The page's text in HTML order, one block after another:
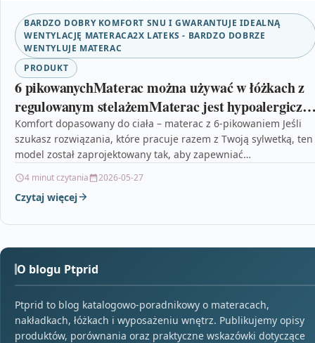
BARDZO DOBRY KOMFORT SNU I GWARANTUJE IDEALNĄ
WENTYLACJĘ MATERACA2X LATEKS - BARDZO DOBRZE
WENTYLUJE MATERAC
PRODUKT
6 pikowanychMaterac można używać w łóżkach z
regulowanym stelażemMaterac jest
– zminimalizowane jest ryzyku wystąpienia alergii
i uczuleńSprężyny kieszeniowe 9 stref (262szt/m2)
– bezgłośna
Komfort dopasowany do ciała – materac z 6-pikowaniem Jeśli
szukasz rozwiązania, które pracuje razem z Twoją sylwetką, ten
model został zaprojektowany tak, aby zapewniać…
4 minut czytania 2026-05-27
Czytaj więcej
O blogu Ptprid
Ptprid to blog katalogowo-poradnikowy o materacach,
nakładkach, łóżkach i wyposażeniu wnętrz. Publikujemy opisy
produktów, porównania oraz praktyczne wskazówki dotyczące